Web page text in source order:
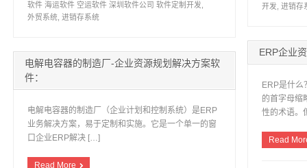
软件 海运软件 空运软件 深圳软件公司 软件定制开发
外贸系统 进销存系统
开发 进销存
ERP企业
ERP是什么
的首字母缩
性的术语。
Read
电解电容器的制造厂-企业资源规划解决方案软
件：
电解电容器的制造厂（企业计划和控制系统）是ERP
业务解决方案，易于定制和实施。它是一个单一的窗
口企业ERP解决 […]
Read More